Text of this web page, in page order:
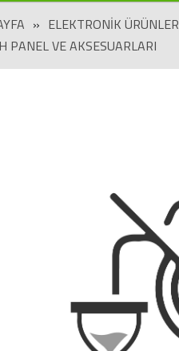
» ELEKTRONIK ÜRÜNLER
PANEL VE AKSESUARLARI